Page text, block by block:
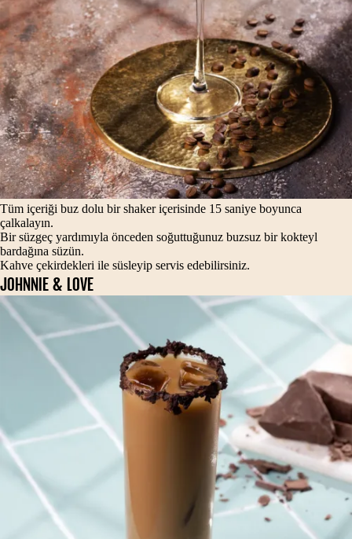
Tüm içeriği buz dolu bir shaker içerisinde 15 saniye boyunca
çalkalayın.
Bir süzgeç yardımıyla önceden soğuttuğunuz buzsuz bir kokteyl
bardağına süzün.
Kahve çekirdekleri ile süsleyip servis edebilirsiniz.
JOHNNIE & LOVE